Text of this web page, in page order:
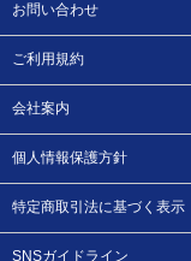
お問い合わせ
ご利用規約
会社案内
個人情報保護方針
特定商取引法に基づく表示
SNSガイドライン